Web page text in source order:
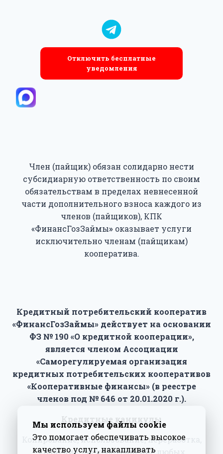
Отключить бесплатные
уведомления
Член (пайщик) обязан солидарно нести
субсидиарную ответственность по своим
обязательствам в пределах невнесенной
части дополнительного взноса каждого из
членов (пайщиков), КПК
«ФинансГозЗаймы» оказывает услуги
исключительно членам (пайщикам)
кооператива.
Кредитный потребительский кооператив
«ФинансГозЗаймы» действует на основании
ФЗ № 190 «О кредитной кооперации»,
является членом Ассоциации
«Саморегулируемая организация
кредитных потребительских кооперативов
«Кооперативные финансы» (в реестре
членов под № 646 от 20.01.2020 г.).
Кредитные каникулы
Копирование, использование, переработка,
хранение, распространение любых
Мы используем файлы cookie
Это помогает обеспечивать высокое
качество услуг, накапливать